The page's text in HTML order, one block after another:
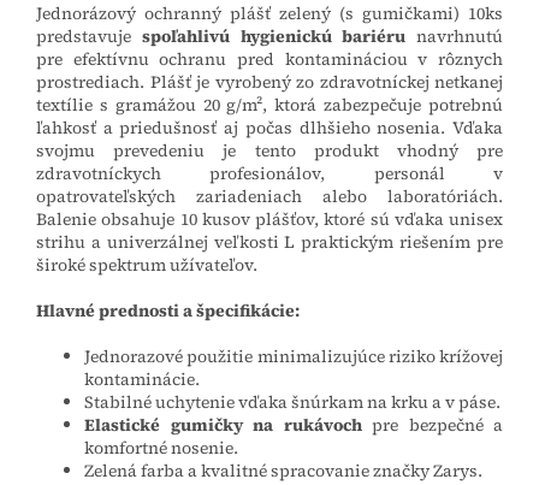
Jednorázový ochranný plášť zelený (s gumičkami) 10ks
predstavuje spoľahlivú hygienickú bariéru navrhnutú
pre efektívnu ochranu pred kontamináciou v rôznych
prostrediach. Plášť je vyrobený zo zdravotníckej netkanej
textílie s gramážou 20 g/m², ktorá zabezpečuje potrebnú
ľahkosť a priedušnosť aj počas dlhšieho nosenia. Vďaka
svojmu prevedeniu je tento produkt vhodný pre
zdravotníckych profesionálov, personál v
opatrovateľských zariadeniach alebo laboratóriách.
Balenie obsahuje 10 kusov plášťov, ktoré sú vďaka unisex
strihu a univerzálnej veľkosti L praktickým riešením pre
široké spektrum užívateľov.
Hlavné prednosti a špecifikácie:
Jednorazové použitie minimalizujúce riziko krížovej
kontaminácie.
Stabilné uchytenie vďaka šnúrkam na krku a v páse.
Elastické gumičky na rukávochpre bezpečné a
komfortné nosenie.
Zelená farba a kvalitné spracovanie značky Zarys.